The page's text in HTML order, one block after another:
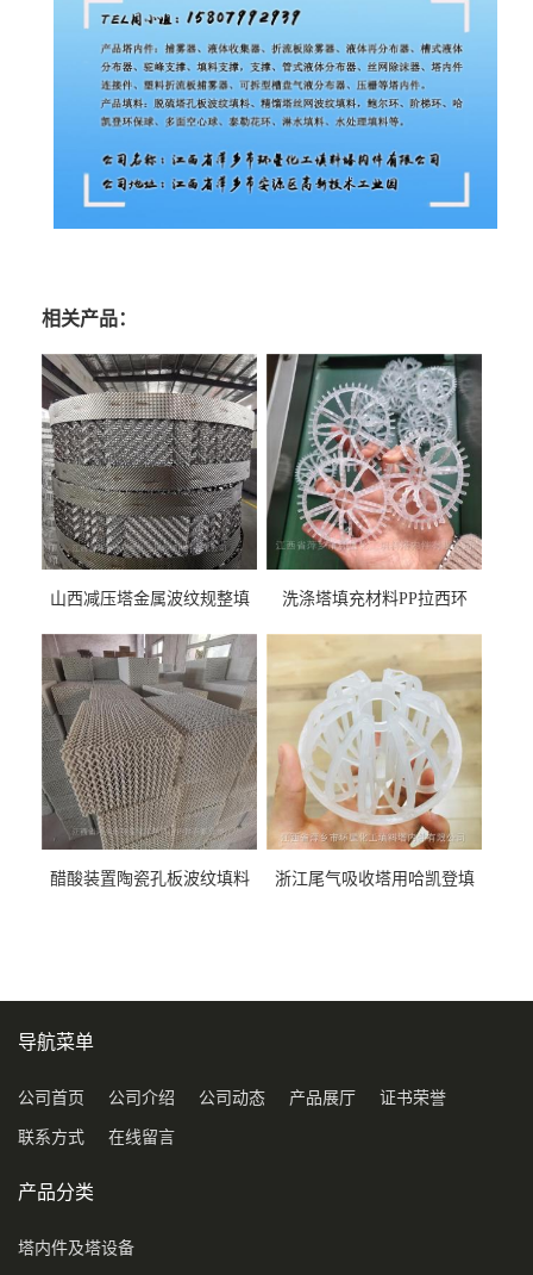
相关产品：
山西减压塔金属波纹规整填
料
洗涤塔填充材料PP拉西环
醋酸装置陶瓷孔板波纹填料
浙江尾气吸收塔用哈凯登填
导航菜单
公司首页 公司介绍 公司动态 产品展厅 证书荣誉
联系方式 在线留言
产品分类
塔内件及塔设备